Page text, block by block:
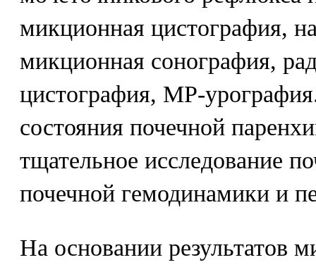
микционная цистография,
микционная сонография,
цистография, МР-
состояния почечной
тщательное исследование
почечной гемодинамики и
На основании результатов